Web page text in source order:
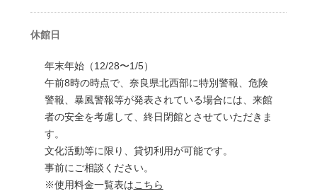
休館日
年末年始（12/28〜1/5）
午前8時の時点で、奈良県北西部に特別警報、危険
警報、暴風警報等が発表されている場合には、来館
者の安全を考慮して、終日閉館とさせていただきま
す。
文化活動等に限り、貸切利用が可能です。
事前にご相談ください。
※使用料金一覧表はこちら